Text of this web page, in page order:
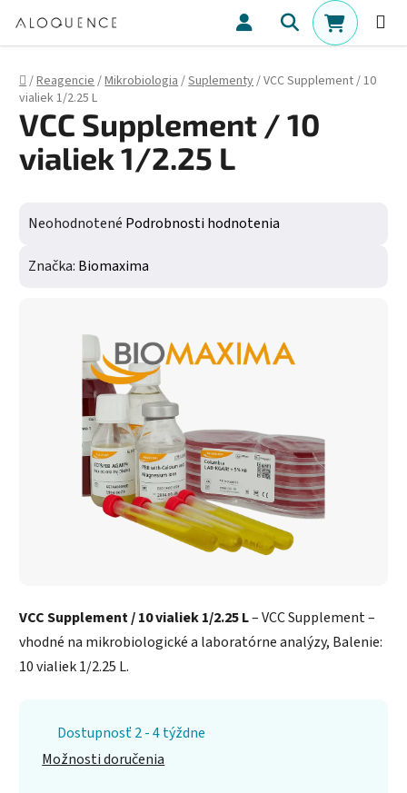
Hľadať
Domov
/Reagencie/Mikrobiologia/Suplementy/VCC Supplement / 10
vialiek 1/2.25 L
VCC Supplement / 10 vialiek 1/2.25 L– VCC Supplement –
vhodné na mikrobiologické a laboratórne analýzy, Balenie:
10 vialiek 1/2.25 L.
Dostupnosť 2 - 4 týždne
Možnosti doručenia
VCC Supplement / 10
vialiek 1/2.25 L
Priemerné hodnotenie produktu je 0,0 z 5 hviezdičiek.
Neohodnotené Podrobnosti hodnotenia
Značka: Biomaxima